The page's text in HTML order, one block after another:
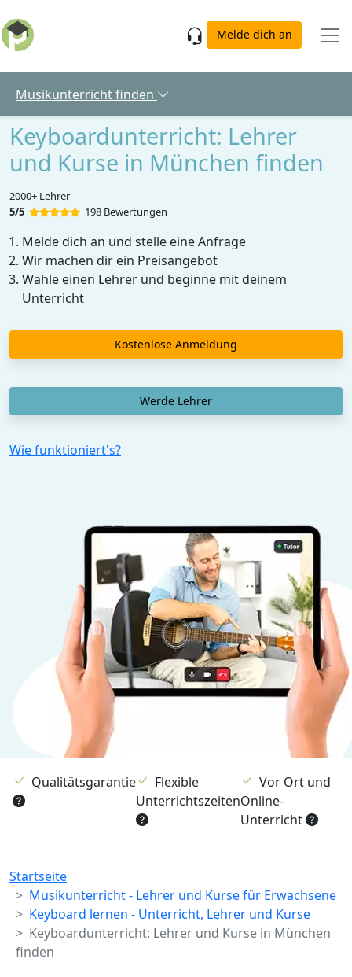
Melde dich an
Musikunterricht finden
Keyboardunterricht: Lehrer
und Kurse in München finden
2000+ Lehrer
5/5
198 Bewertungen
Melde dich an und stelle eine Anfrage
Wir machen dir ein Preisangebot
Wähle einen Lehrer und beginne mit deinem
Unterricht
Kostenlose Anmeldung
Werde Lehrer
Wie funktioniert's?
Qualitätsgarantie
Flexible
Unterrichtszeiten
Vor Ort und
Online-
Unterricht
Breadcrumb
Startseite
Musikunterricht - Lehrer und Kurse für Erwachsene
Keyboard lernen - Unterricht, Lehrer und Kurse
Keyboardunterricht: Lehrer und Kurse in München
finden